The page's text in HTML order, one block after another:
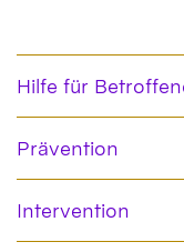
Hilfe für
Prävention
Intervention